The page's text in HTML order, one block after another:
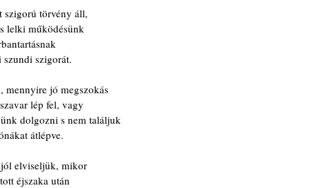
szigorú törvény áll,
lelki működésünk
szundi szigorát.
mennyire jó megszokás
lép fel, vagy
dolgozni s nem találjuk
átlépve.
jól elviseljük, mikor
éjszaka után